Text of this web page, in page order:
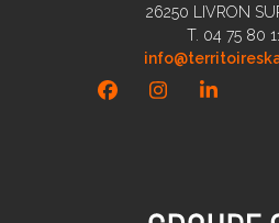
26250 LIVRON
T. 04 75 80
FacebookInstagramLinkedIn